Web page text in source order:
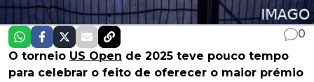
0
O torneio US Open de 2025 teve pouco tempo
para celebrar o feito de oferecer o maior prémio